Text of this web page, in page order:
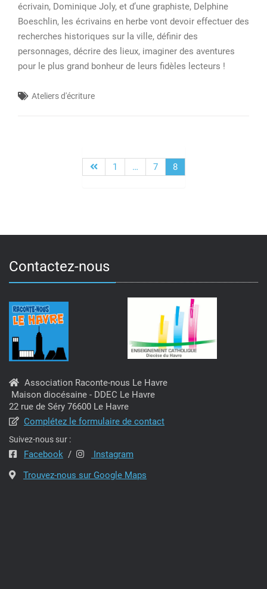
écrivain, Dominique Joly, et d’une graphiste, Delphine
Boeschlin, les écrivains en herbe vont devoir effectuer des
recherches historiques sur la ville, définir des
personnages, décrire des lieux, imaginer des aventures
pour le plus grand bonheur de leurs fidèles lecteurs !
Ateliers d'écriture
Pagination
1 … 7 8
Contactez-nous
Association Raconte-nous Le Havre
Maison diocésaine - DDEC Le Havre
22 rue de Séry 76600 Le Havre
Complétez le formulaire de contact
Suivez-nous sur :
Facebook /
Instagram
Trouvez-nous sur Google Maps